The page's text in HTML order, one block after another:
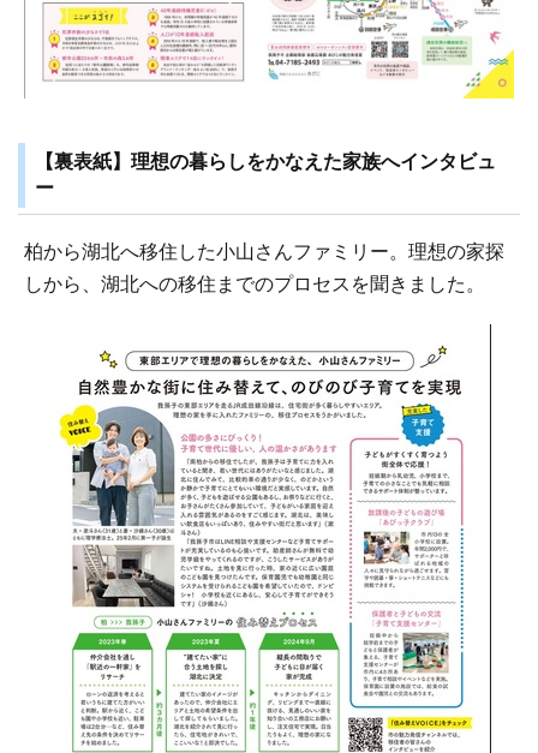
【裏表紙】理想の暮らしをかなえた家族へインタビュ
ー
柏から湖北へ移住した小山さんファミリー。理想の家探
しから、湖北への移住までのプロセスを聞きました。